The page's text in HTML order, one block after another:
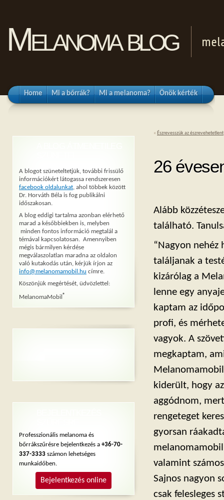
Melanoma blog
Home Mi a bőrrák? Mi a melanoma? Önök kérték
« Észrevesszük az észrevehetetlent
26
Alább
található.
“Nagyon
találjanak a
kizárólag a
lenne egy
kaptam az
profi, és
vagyok. A
megkaptam,
kiderült, hogy
aggódnom,
rengeteget
gyorsan
valamint
Sajnos nagyon
csak felesleges
A blogot szüneteltetjük, további frissülő
információkért látogassa rendszeresen
facebook oldalunkat, ahol többek között
Dr. Horváth Béla is fog publikálni
időszakosan.
A blog eddigi tartalma azonban elérhető
marad a későbbiekben is, melyben
minden fontos információ megtalál a
témával kapcsolatosan. Amennyiben
mégis bármilyen kérdése
megválaszolatlan maradna az oldalon
való kutakodás után, kérjük írjon az
info@melanomamobil.hu címre.
Köszönjük megértését, üdvözlettel:
MelanomaMobil®
Professzionális melanoma és
bőrrákszűrésre bejelentkezés a +36-70-
337-3333 számon lehetséges
munkaidőben.
Bejelentkezés online